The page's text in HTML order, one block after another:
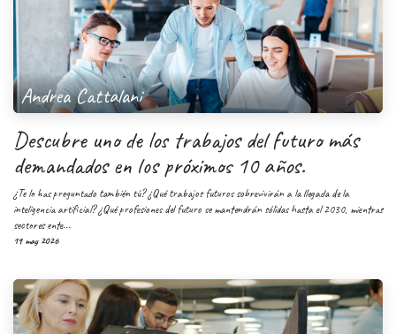
Andrea Cattalani
Descubre uno de los trabajos del futuro más
demandados en los próximos 10 años.
¿Te lo has preguntado también tú? ¿Qué trabajos futuros sobrevivirán a la llegada de la
inteligencia artificial? ¿Qué profesiones del futuro se mantendrán sólidas hasta el 2030, mientras
sectores ente...
19 may 2026